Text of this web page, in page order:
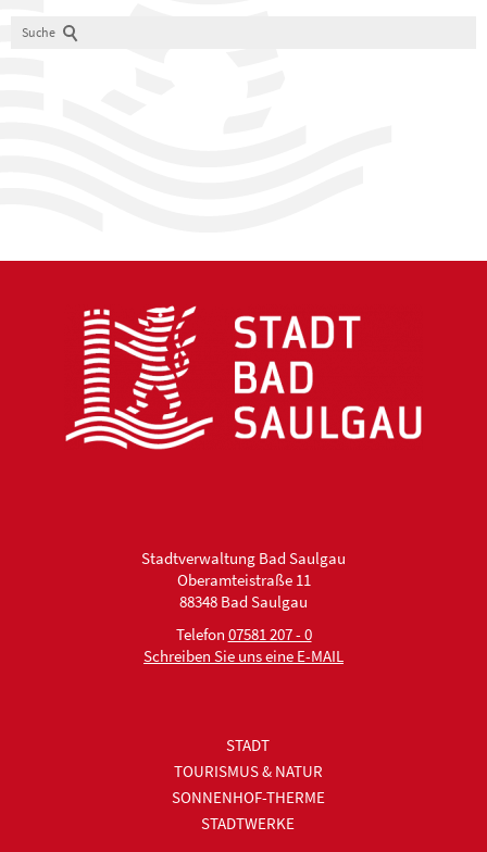
Suche
Stadtverwaltung Bad Saulgau
Oberamteistraße 11
88348 Bad Saulgau
Telefon 07581 207 - 0
Schreiben Sie uns eine E-MAIL
STADT
TOURISMUS & NATUR
SONNENHOF-THERME
STADTWERKE